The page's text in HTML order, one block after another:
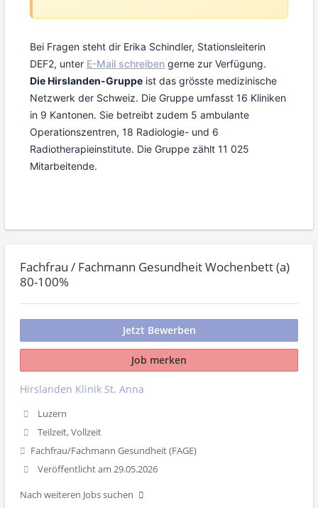
Bei Fragen steht dir Erika Schindler, Stationsleiterin
DEF2, unter E-Mail schreiben gerne zur Verfügung.
Die Hirslanden-Gruppe ist das grösste medizinische
Netzwerk der Schweiz. Die Gruppe umfasst 16 Kliniken
in 9 Kantonen. Sie betreibt zudem 5 ambulante
Operationszentren, 18 Radiologie- und 6
Radiotherapieinstitute. Die Gruppe zählt 11 025
Mitarbeitende.
Fachfrau / Fachmann Gesundheit Wochenbett (a)
80-100%
Jetzt Bewerben
Job merken
Hirslanden Klinik St. Anna
Luzern
Teilzeit, Vollzeit
Fachfrau/Fachmann Gesundheit (FAGE)
Veröffentlicht am 29.05.2026
Nach weiteren Jobs suchen